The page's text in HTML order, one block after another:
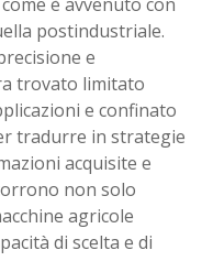
postindustriale.
e
trovato limitato
e confinato
tradurre in strategie
acquisite e
non solo
agricole
di scelta e di